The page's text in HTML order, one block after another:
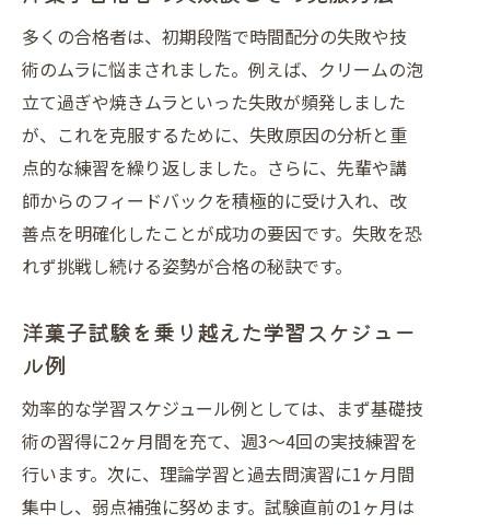
多くの合格者は、初期段階で時間配分の失敗や技
術のムラに悩まされました。例えば、クリームの泡
立て過ぎや焼きムラといった失敗が頻発しました
が、これを克服するために、失敗原因の分析と重
点的な練習を繰り返しました。さらに、先輩や講
師からのフィードバックを積極的に受け入れ、改
善点を明確化したことが成功の要因です。失敗を恐
れず挑戦し続ける姿勢が合格の秘訣です。
洋菓子試験を乗り越えた学習スケジュー
ル例
効率的な学習スケジュール例としては、まず基礎技
術の習得に2ヶ月間を充て、週3〜4回の実技練習を
行います。次に、理論学習と過去問演習に1ヶ月間
集中し、弱点補強に努めます。試験直前の1ヶ月は